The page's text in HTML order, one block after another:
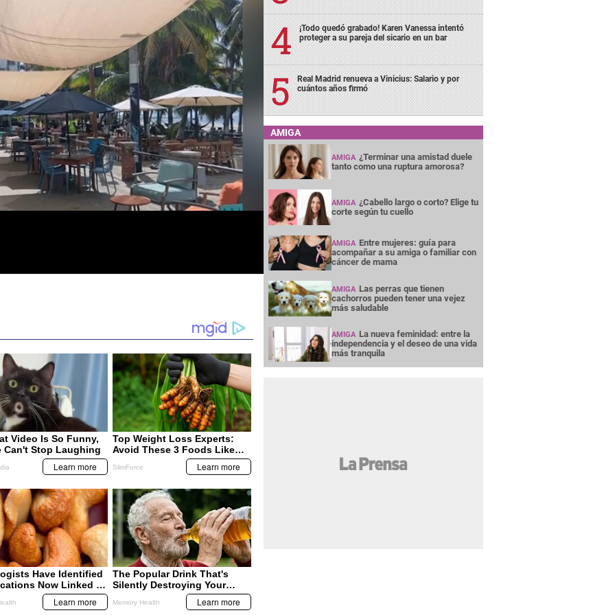
¡Todo quedó grabado! Karen Vanessa intentó
proteger a su pareja del sicario en un bar
Real Madrid renueva a Vinicius: Salario y por
cuántos años firmó
AMIGA
AMIGA ¿Terminar una amistad duele
tanto como una ruptura amorosa?
AMIGA ¿Cabello largo o corto? Elige tu
corte según tu cuello
AMIGA Entre mujeres: guía para
acompañar a su amiga o familiar con
cáncer de mama
AMIGA Las perras que tienen
cachorros pueden tener una vejez
más saludable
AMIGA La nueva feminidad: entre la
independencia y el deseo de una vida
más tranquila